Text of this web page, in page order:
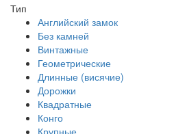
Тип
Английский замок
Без камней
Винтажные
Геометрические
Длинные (висячие)
Дорожки
Квадратные
Конго
Крупные